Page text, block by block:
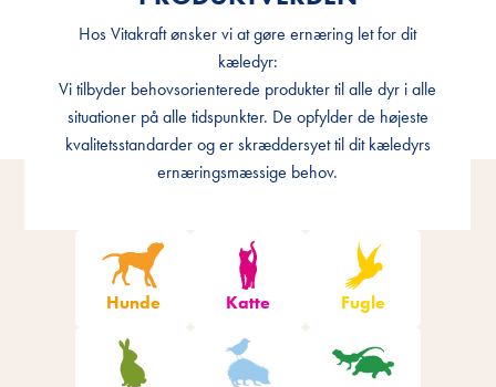
Hos Vitakraft ønsker vi at gøre ernæring let for dit
kæledyr:
Vi tilbyder behovsorienterede produkter til alle dyr i alle
situationer på alle tidspunkter. De opfylder de højeste
kvalitetsstandarder og er skræddersyet til dit kæledyrs
ernæringsmæssige behov.
Hos Vitakraft ønsker vi at gøre ernæring let for dit
kæledyr:
Vi tilbyder behovsorienterede produkter til alle dyr i alle
situationer på alle tidspunkter. De opfylder de højeste
kvalitetsstandarder og er skræddersyet til dit kæledyrs
ernæringsmæssige behov.
Hunde Katte Fugle